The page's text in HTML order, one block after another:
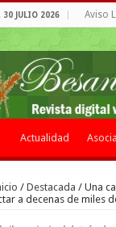
, 30 JULIO 2026 Aviso
Actualidad
/ Destacada / Una
a decenas de miles